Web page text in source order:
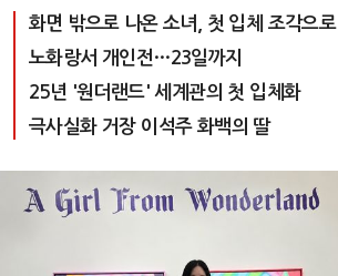
화면 밖으로 나온 소녀, 첫 입체 조각으로
노화랑서 개인전…23일까지
25년 '원더랜드' 세계관의 첫 입체화
극사실화 거장 이석주 화백의 딸